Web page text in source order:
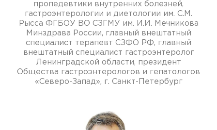
пропедевтики внутренних болезней,
гастроэнтерологии и диетологии им. С.М.
Рысса ФГБОУ ВО СЗГМУ им. И.И. Мечникова
Минздрава России, главный внештатный
специалист терапевт СЗФО РФ, главный
внештатный специалист гастроэнтеролог
Ленинградской области, президент
Общества гастроэнтерологов и гепатологов
«Северо-Запад», г. Санкт-Петербург